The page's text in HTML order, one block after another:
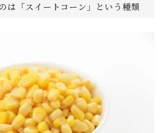
は「スイートコーン」という種類